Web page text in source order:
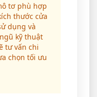
tơ phù hợp
thước cửa
dụng và
kỹ thuật
tư vấn chi
chọn tối ưu